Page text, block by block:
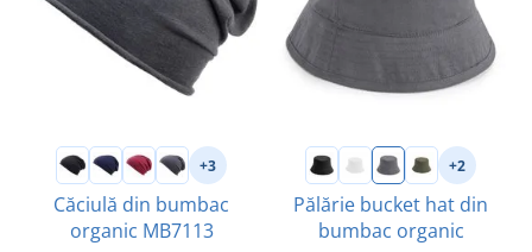
+3
Căciulă din bumbac
organic MB7113
+2
Pălărie bucket hat din
bumbac organic